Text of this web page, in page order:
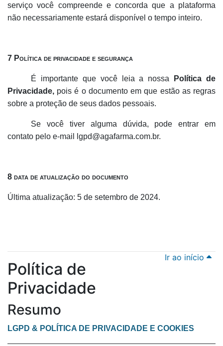
serviço você compreende e concorda que a plataforma
não necessariamente estará disponível o tempo inteiro.
7 Política de privacidade e segurança
É importante que você leia a nossa
Política de
Privacidade, pois é o documento em que estão as regras
sobre a proteção de seus dados pessoais.
Se você tiver alguma dúvida, pode entrar em
contato pelo e-mail lgpd@agafarma.com.br.
8 data de atualização do documento
Última atualização: 5 de setembro de 2024.
Ir ao início
Política de
Privacidade
Resumo
LGPD & POLÍTICA DE PRIVACIDADE E COOKIES